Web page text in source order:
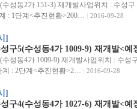
수성동2가 151-3) 재개발사업위치 : 수성
: 1단계<추진현황>200…
2016-09-28
]
구5(수성동4가 1009-9) 재개발<예
성동4가 1009-9) 재개발사업위치 : 수성
계 : 2단계<추진현황>2…
2016-09-28
]
구4(수성동4가 1027-6) 재개발<예